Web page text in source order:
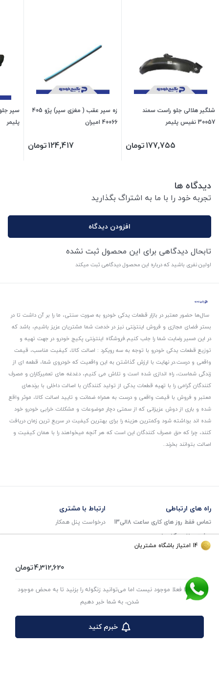
شلگیر هلالی جلو راست سمند
30057 نفیس پلیمر
177,755تومان
زه سپر عقب ( مغزی سپر) پژو 405
40066 امیران
124,417تومان
پلیمر
دیدگاه ها
تجربه خود را با ما به اشتراگ بگذارید
افزودن دیدگاه
تابحال دیدگاهی برای این محصول ثبت نشده
اولین نفری باشید که درباره این محصول دیدگاهی ثبت میکند
14 امتیاز باشگاه مشتریان
4,312,620تومان
این کالا فعلا موجود نیست اما می‌توانید زنگوله را بزنید تا به محض موجود
شدن، به شما خبر دهیم
خبرم کنید
سال‌ها حضور معتبر در بازار قطعات یدکی خودرو به صورت سنتی، ما را بر آن داشت تا در
بستر فضای مجازی و فروش اینترنتی نیز در خدمت شما مشتریان عزیز باشیم، باشد که
در این مسیر رضایت شما را جلب کنیم.فروشگاه اینترنتی پکیج خودرو در جهت تهیه و
توزیع قطعات یدکی خودرو با توجه به سه رویکرد : اصالت کالا، کیفیت مناسب، قیمت
واقعی و درست.در نهایت با ارزش گذاشتن به این واقعیت که خودروی شما، قطعه ای از
زندگی شماست، راه اندازی شده است و تلاش می کنیم، دغدغه های تعمیرکاران و مصرف
کنندگان گرامی را با تهیه قطعات یدکی از تولید کنندگان با اصالت داخلی با برندهای
معتبر و فروش با قیمت واقعی و درست به همراه ضمانت و تایید اصالت کالا، موثر واقع
شده و باری از دوش عزیزانی که از سمتی دچار موضوعات و مشکلات خرابی خودرو خود
شده اند برداشته شود و‌کمترین هزینه را برای بهترین کیفیت در سریع ترین زمان دریافت
کنند، چرا که حق مصرف کنندگان این است که هر آنچه میخواهند را با همان کیفیت و
اصالت بتوانند بخرند..
راه های ارتباطی
تماس فقط روز های کاری ساعت 8الی13
پشتیبانی کاربران:
۰۳۵۹۱۰۹۱۰۸۵
پشتیبانی فروشندگان: 09139683346
آدرس فروشگاه: یزد-بلوار شهید دشتی
ارتباط با مشتری
درخواست پنل همکار